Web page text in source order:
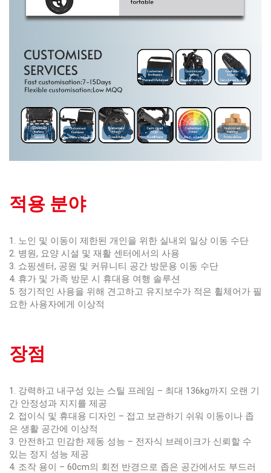
적용 분야
1. 노인 및 이동이 제한된 개인을 위한 실내외 일상 이동 수단
2. 병원, 요양 시설 및 재활 센터에서의 사용
3. 쇼핑센터, 공원 및 커뮤니티 공간 방문용 이동 수단
4. 휴가 및 가족 방문 시 휴대용 여행 솔루션
5. 정기적인 사용을 위해 견고하고 유지보수가 적은 휠체어가 필
요한 사용자에게 이상적
장점
1. 강력하고 내구성 있는 스틸 프레임 – 최대 136kg까지 오랜 기
간 안정성과 지지를 제공
2. 접이식 및 휴대용 디자인 – 접고 보관하기 쉬워 이동이나 좁
은 생활 공간에 이상적
3. 안전하고 민감한 제동 성능 – 전자식 브레이크가 신뢰할 수
있는 정지 성능 제공
4. 조작 용이 – 60cm의 회전 반경으로 좁은 공간에서도 부드러